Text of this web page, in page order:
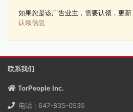
如果您是该广告业主，需要认领，更
认领信息
联系我们
TorPeople Inc.
电话 : 647-835-0535